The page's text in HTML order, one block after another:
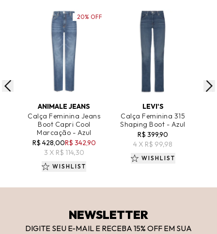
ADICIONAR AO CARRINHO
ANIMALE JEANS
Calça Feminina Jeans
Boot Capri Cool
Marcação - Azul
R$ 428,00R$ 342,90
3 X R$ 114,30
20% OFF
WISHLIST
ADICIONAR AO CARRINHO
LEVI'S
Calça Feminina 315
Shaping Boot - Azul
R$ 399,90
4 X R$ 99,98
WISHLIST
NEWSLETTER
DIGITE SEU E-MAIL E RECEBA 15% OFF EM SUA